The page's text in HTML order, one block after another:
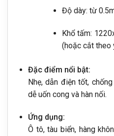
Độ dày: từ
Khổ tấm:
(hoặc cắt theo
Đặc điểm nổi bật:
Nhẹ, dẫn điện tốt,
dễ uốn cong và hàn nối.
Ứng dụng:
Ô tô, tàu biển, hàng